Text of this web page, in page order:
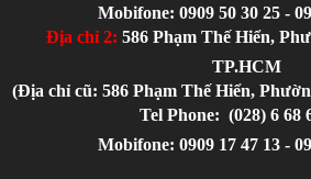
Mobifone: 0909 50 30 25 -
Địa chỉ 2: 586 Phạm Thế Hiển,
TP.HCM
(Địa chỉ cũ: 586 Phạm Thế Hiển,
Tel Phone: (028) 6 68
Mobifone: 0909 17 47 13 -